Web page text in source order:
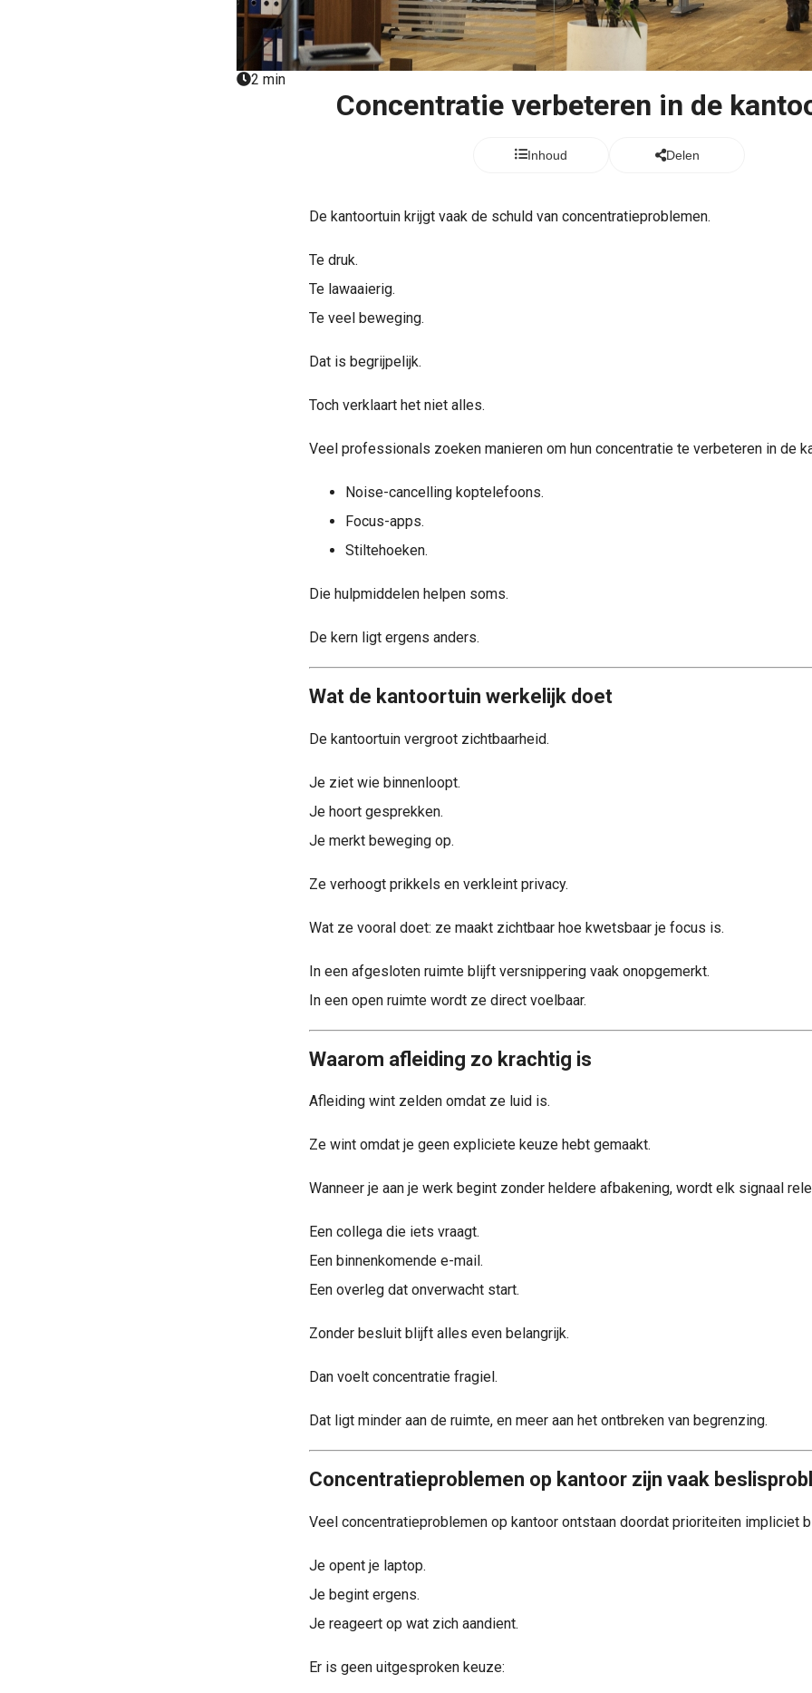
2 min
Concentratie verbeteren in de
Inhoud Delen
De kantoortuin krijgt vaak de schuld van concentratieproblemen.
Te druk.
Te lawaaierig.
Te veel beweging.
Dat is begrijpelijk.
Toch verklaart het niet alles.
Veel professionals zoeken manieren om hun concentratie te verbeteren in de
Noise-cancelling koptelefoons.
Focus-apps.
Stiltehoeken.
Die hulpmiddelen helpen soms.
De kern ligt ergens anders.
Wat de kantoortuin werkelijk doet
De kantoortuin vergroot zichtbaarheid.
Je ziet wie binnenloopt.
Je hoort gesprekken.
Je merkt beweging op.
Ze verhoogt prikkels en verkleint privacy.
Wat ze vooral doet: ze maakt zichtbaar hoe kwetsbaar je focus is.
In een afgesloten ruimte blijft versnippering vaak onopgemerkt.
In een open ruimte wordt ze direct voelbaar.
Waarom afleiding zo krachtig is
Afleiding wint zelden omdat ze luid is.
Ze wint omdat je geen expliciete keuze hebt gemaakt.
Wanneer je aan je werk begint zonder heldere afbakening, wordt elk signaal
Een collega die iets vraagt.
Een binnenkomende e-mail.
Een overleg dat onverwacht start.
Zonder besluit blijft alles even belangrijk.
Dan voelt concentratie fragiel.
Dat ligt minder aan de ruimte, en meer aan het ontbreken van begrenzing.
Concentratieproblemen op kantoor zijn vaak
Veel concentratieproblemen op kantoor ontstaan doordat prioriteiten impliciet
Je opent je laptop.
Je begint ergens.
Je reageert op wat zich aandient.
Er is geen uitgesproken keuze: